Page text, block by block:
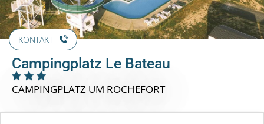
KONTAKT
Campingplatz Le Bateau
CAMPINGPLATZ UM ROCHEFORT